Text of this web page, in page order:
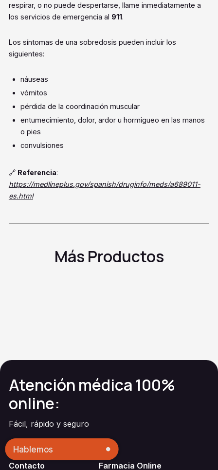
respirar, o no puede despertarse, llame inmediatamente a
los servicios de emergencia al 911.
Los síntomas de una sobredosis pueden incluir los
siguientes:
náuseas
vómitos
pérdida de la coordinación muscular
entumecimiento, dolor, ardor u hormigueo en las manos
o pies
convulsiones
🔗 Referencia:
https://medlineplus.gov/spanish/druginfo/meds/a689011-
es.html
Más Productos
Atención médica 100%
online:
Fácil, rápido y seguro
Hablemos
Contacto Farmacia Online